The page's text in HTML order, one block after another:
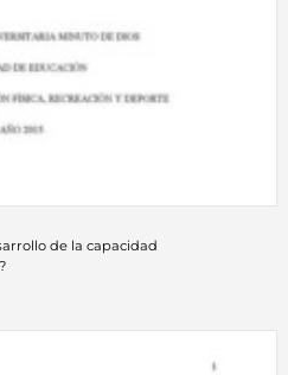
de la capacidad